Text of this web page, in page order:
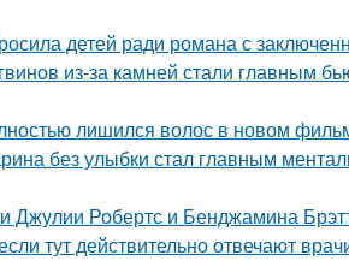
детей ради романа с
из-за камней стали главным
лишился волос в новом
без улыбки стал главным
Джулии Робертс и Бенджамина
тут действительно отвечают